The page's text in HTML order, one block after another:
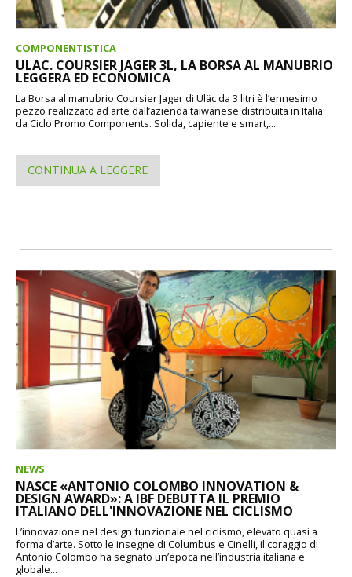
COMPONENTISTICA
ULAC. COURSIER JAGER 3L, LA BORSA AL MANUBRIO
LEGGERA ED ECONOMICA
La Borsa al manubrio Coursier Jager di Uläc da 3 litri è l’ennesimo
pezzo realizzato ad arte dall’azienda taiwanese distribuita in Italia
da Ciclo Promo Components. Solida, capiente e smart,...
CONTINUA A LEGGERE
NEWS
NASCE «ANTONIO COLOMBO INNOVATION &
DESIGN AWARD»: A IBF DEBUTTA IL PREMIO
ITALIANO DELL'INNOVAZIONE NEL CICLISMO
L’innovazione nel design funzionale nel ciclismo, elevato quasi a
forma d’arte. Sotto le insegne di Columbus e Cinelli, il coraggio di
Antonio Colombo ha segnato un’epoca nell’industria italiana e
globale...